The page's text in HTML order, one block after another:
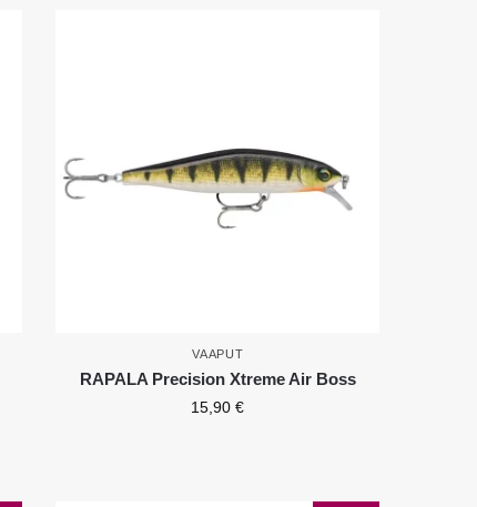
VAAPUT
RAPALA Precision Xtreme Air Boss
15,90€